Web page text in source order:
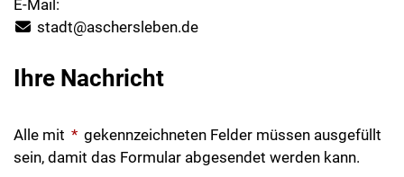
E-Mail:
stadt@aschersleben.de
Ihre Nachricht
Alle mit * gekennzeichneten Felder müssen ausgefüllt
sein, damit das Formular abgesendet werden kann.